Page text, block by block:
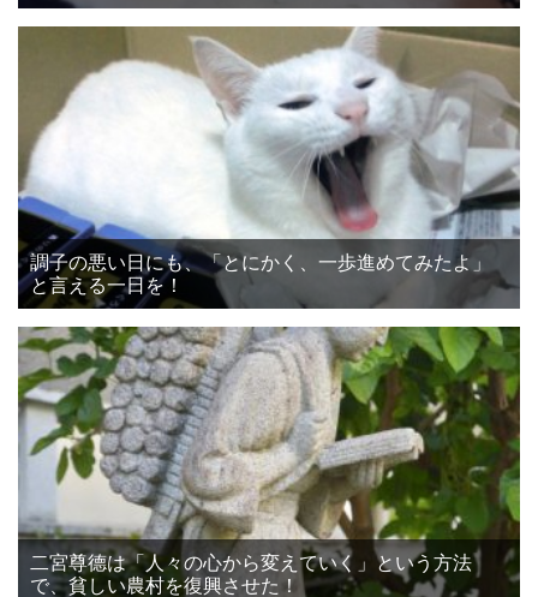
調子の悪い日にも、「とにかく、一歩進めてみたよ」
と言える一日を！
二宮尊德は「人々の心から変えていく」という方法
で、貧しい農村を復興させた！